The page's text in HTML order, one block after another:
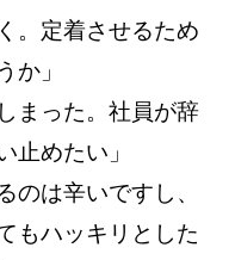
。定着させるため
か」
まった。社員が辞
止めたい」
のは辛いですし、
もハッキリとした